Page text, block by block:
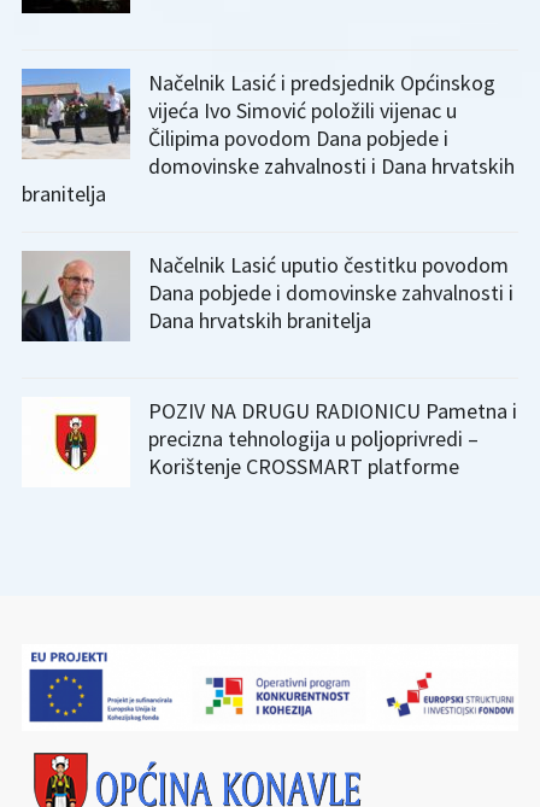
Načelnik Lasić i predsjednik Općinskog
vijeća Ivo Simović položili vijenac u
Čilipima povodom Dana pobjede i
domovinske zahvalnosti i Dana hrvatskih
branitelja
Načelnik Lasić uputio čestitku povodom
Dana pobjede i domovinske zahvalnosti i
Dana hrvatskih branitelja
POZIV NA DRUGU RADIONICU Pametna i
precizna tehnologija u poljoprivredi –
Korištenje CROSSMART platforme